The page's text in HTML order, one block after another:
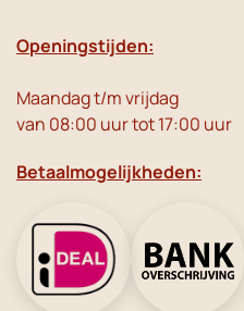
Openingstijden:
Maandag t/m vrijdag
van 08:00 uur tot 17:00 uur
Betaalmogelijkheden: